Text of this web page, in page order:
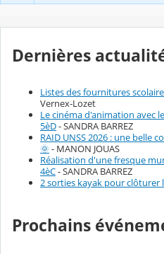
Dernières
Listes des fournitures
Vernex-Lozet
Le cinéma d'animation avec
5èD- SANDRA BARREZ
RAID UNSS 2026 : une belle
🌞- MANON JOUAS
Réalisation d'une fresque
4èC- SANDRA BARREZ
2 sorties kayak pour clôturer
Prochains